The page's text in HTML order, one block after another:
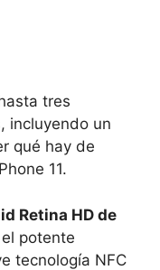
tres
incluyendo un
qué hay de
11.
Retina HD de
potente
tecnología NFC